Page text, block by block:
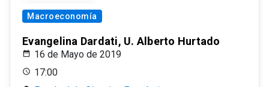
Macroeconomía
Evangelina Dardati, U. Alberto Hurtado
16 de Mayo de 2019
17:00